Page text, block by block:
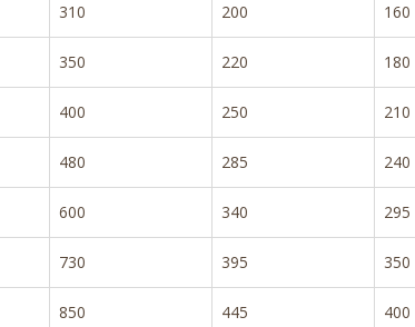
310 200 160
350 220 180
400 250 210
480 285 240
600 340 295
730 395 350
850 445 400